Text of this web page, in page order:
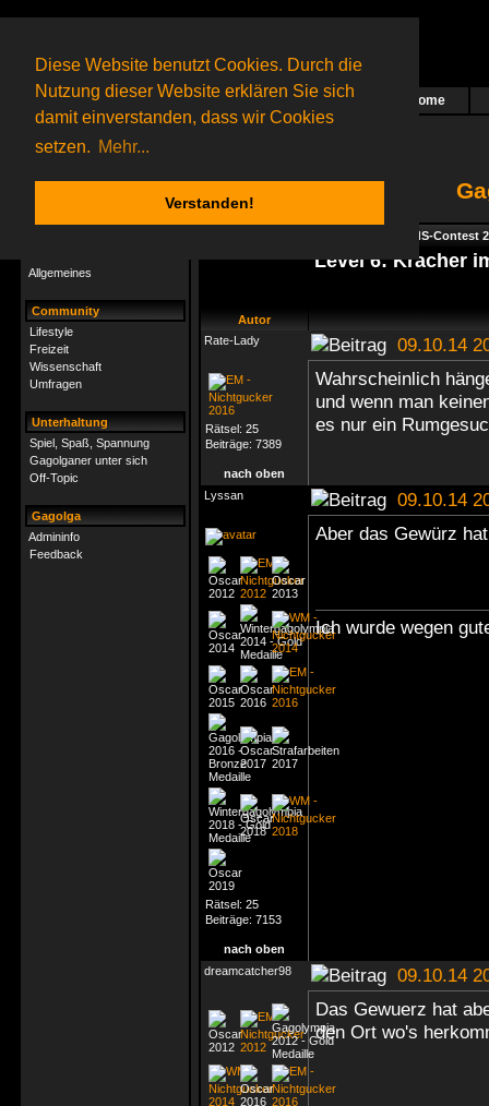
Diese Website benutzt Cookies. Durch die
Nutzung dieser Website erklären Sie sich
damit einverstanden, dass wir Cookies
setzen. Mehr...
Verstanden!
Das nächste Rätsel ist in Arbeit Home
72 Gagolganeronline(0 registrierte und 72 Gäste)
Gagolganer:
9732Rätsel online:
Allgemeines
Community
Lifestyle
Freizeit
Wissenschaft
Umfragen
Unterhaltung
Spiel, Spaß, Spannung
Gagolganer unter sich
Off-Topic
Gagolga
Admininfo
Feedback
Specials - GsdS-Contest
Level 6: Kracher
Autor
Rate-Lady
09.10.14
Rätsel: 25
Beiträge: 7389
Wahrscheinlich
und wenn man
es nur ein
nach oben
Lyssan
09.10.14
Rätsel: 25
Beiträge: 7153
Aber das Gewürz
Ich wurde wegen
nach oben
dreamcatcher98
09.10.14
Das Gewuerz hat
den Ort wo's